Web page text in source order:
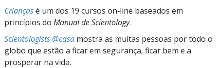
Criançasé um dos 19 cursos on‑line baseados em
princípios do Manual de Scientology.
Scientologists @casa mostra as muitas pessoas por todo o
globo que estão a ficar em segurança, ficar bem e a
prosperar na vida.